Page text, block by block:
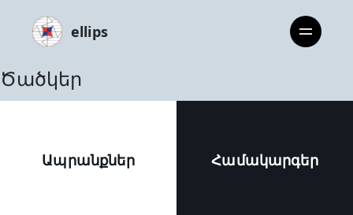
ellips
Ծածկեր
Ապրանքներ Համակարգեր